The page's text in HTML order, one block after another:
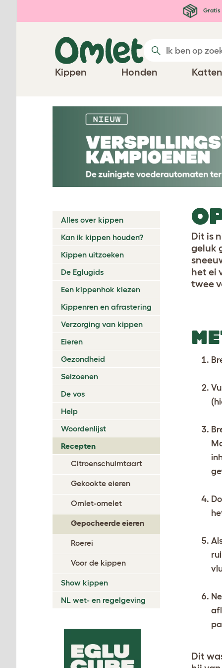
Gratis
Kippen Honden
Alles over kippen
Kan ik kippen houden?
Kippen uitzoeken
De Eglugids
Een kippenhok kiezen
Kippenren en afrastering
Verzorging van kippen
Eieren
Gezondheid
Seizoenen
De vos
Help
Woordenlijst
Recepten
Citroenschuimtaart
Gekookte eieren
Omlet-omelet
Gepocheerde eieren
Roerei
Voor de kippen
Show kippen
NL wet- en regelgeving
Dit is
geluk
het ei
twee
Dit